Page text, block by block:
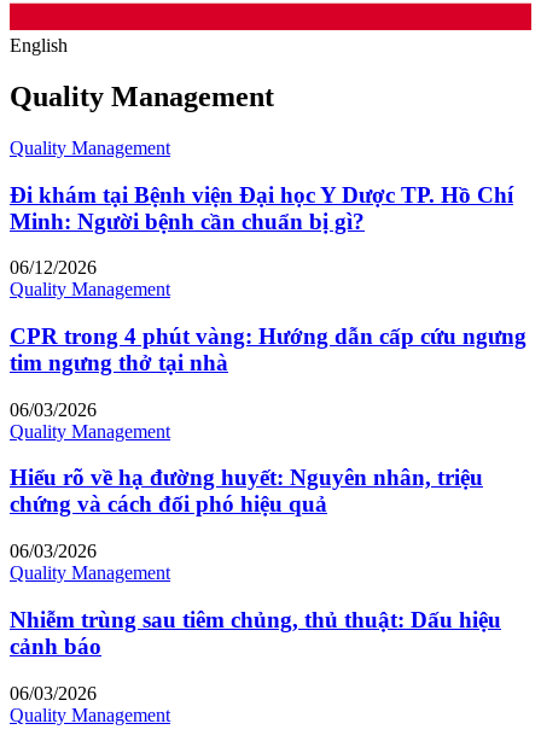
English
Quality Management
Quality Management
Đi khám tại Bệnh viện Đại học Y Dược TP. Hồ Chí
Minh: Người bệnh cần chuẩn bị gì?
06/12/2026
Quality Management
CPR trong 4 phút vàng: Hướng dẫn cấp cứu ngưng
tim ngưng thở tại nhà
06/03/2026
Quality Management
Hiểu rõ về hạ đường huyết: Nguyên nhân, triệu
chứng và cách đối phó hiệu quả
06/03/2026
Quality Management
Nhiễm trùng sau tiêm chủng, thủ thuật: Dấu hiệu
cảnh báo
06/03/2026
Quality Management